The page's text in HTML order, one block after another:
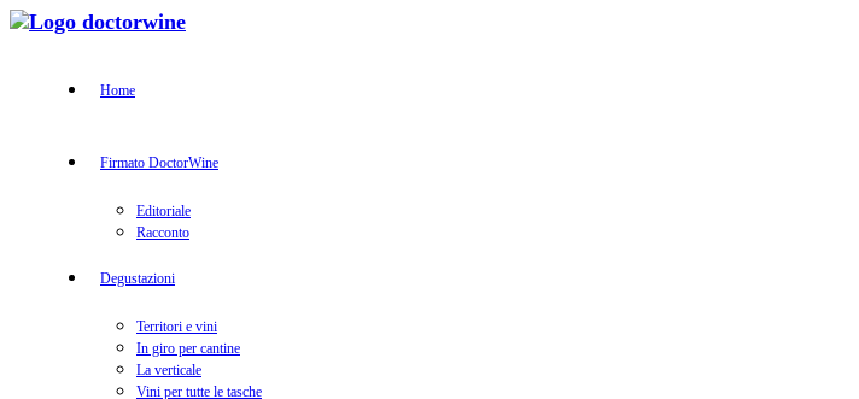
Home
Firmato DoctorWine
Editoriale
Racconto
Degustazioni
Territori e vini
In giro per cantine
La verticale
Vini per tutte le tasche